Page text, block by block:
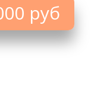
руб